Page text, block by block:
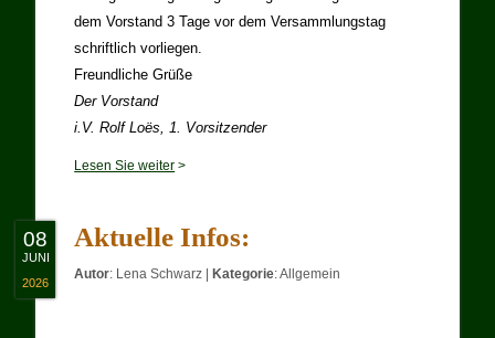
dem Vorstand 3 Tage vor dem Versammlungstag
schriftlich vorliegen.
Freundliche Grüße
Der Vorstand
i.V. Rolf Loës, 1. Vorsitzender
Lesen Sie weiter >
Aktuelle Infos:
Autor: Lena Schwarz Kategorie:Allgemein
08
JUNI
2026